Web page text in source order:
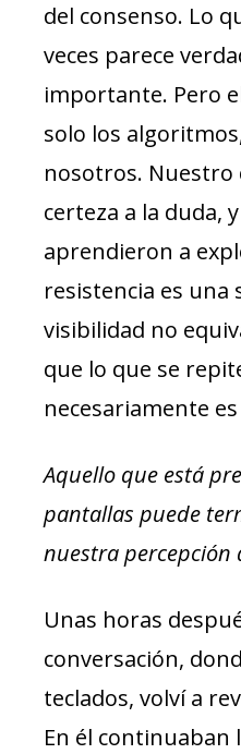
del consenso. Lo
veces parece
importante. Pero
solo los
nosotros.
certeza a la duda,
aprendieron a
resistencia es una
visibilidad no
que lo que se
necesariamente
Aquello que está
pantallas puede
nuestra percepción
Unas horas
conversación,
teclados, volví a
En él continuaban